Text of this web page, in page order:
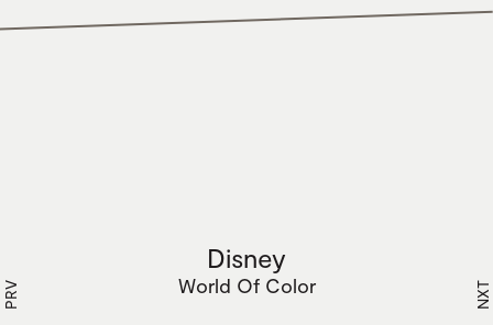
Disney
World Of Color
PRV NXT